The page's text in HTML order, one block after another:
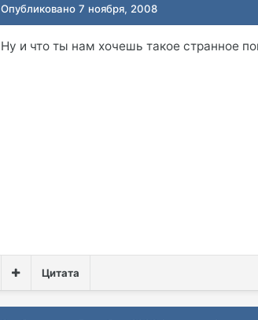
Опубликовано7 ноября, 2008
Ну и что ты нам хочешь такое странное
Цитата